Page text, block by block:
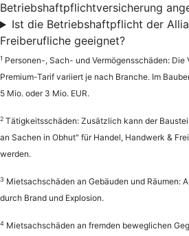
Betriebshaftpflichtversicherung
Ist die Betriebshaftpflicht der
Freiberufliche geeignet?
1 Personen-, Sach- und Vermögensschäden: Die
Premium-Tarif variiert je nach Branche. Im
5 Mio. oder 3 Mio. EUR.
2 Tätigkeitsschäden: Zusätzlich kann der
an Sachen in Obhut" für Handel, Handwerk &
werden.
3 Mietsachschäden an Gebäuden und Räumen:
durch Brand und Explosion.
4 Mietsachschäden an fremden beweglichen